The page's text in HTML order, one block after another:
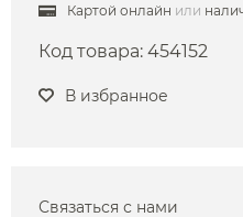
Картой онлайн или
Код товара: 454152
В избранное
Связаться с нами